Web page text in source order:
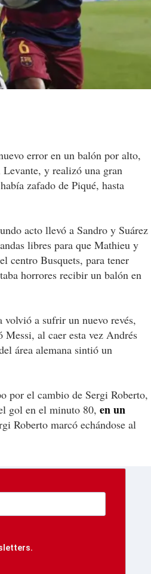
error en un balón por alto,
y realizó una gran
zafado de Piqué, hasta
acto llevó a Sandro y Suárez
libres para que Mathieu y
centro Busquets, para tener
horrores recibir un balón en
volvió a sufrir un nuevo revés,
Messi, al caer esta vez Andrés
área alemana sintió un
por el cambio de Sergi Roberto,
gol en el minuto 80, en un
Roberto marcó echándose al